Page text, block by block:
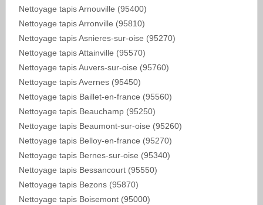
Nettoyage tapis Arnouville (95400)
Nettoyage tapis Arronville (95810)
Nettoyage tapis Asnieres-sur-oise (95270)
Nettoyage tapis Attainville (95570)
Nettoyage tapis Auvers-sur-oise (95760)
Nettoyage tapis Avernes (95450)
Nettoyage tapis Baillet-en-france (95560)
Nettoyage tapis Beauchamp (95250)
Nettoyage tapis Beaumont-sur-oise (95260)
Nettoyage tapis Belloy-en-france (95270)
Nettoyage tapis Bernes-sur-oise (95340)
Nettoyage tapis Bessancourt (95550)
Nettoyage tapis Bezons (95870)
Nettoyage tapis Boisemont (95000)